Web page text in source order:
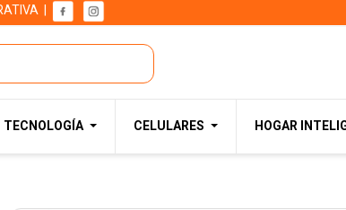
TECNOLOGÍA CELULARES HOGAR